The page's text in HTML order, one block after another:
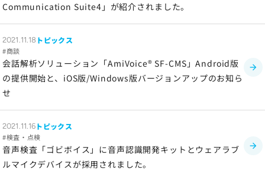
Communication Suite4」が紹介されました。
2021.11.18 トピックス
商談
会話解析ソリューション「AmiVoice® SF-CMS」Android版
の提供開始と、iOS版/Windows版バージョンアップのお知ら
せ
2021.11.16 トピックス
検査・点検
音声検査「ゴビボイス」に音声認識開発キットとウェアラブ
ルマイクデバイスが採用されました。